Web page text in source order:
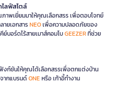
ไลฟ์สไตล์
าพเยี่ยมมาให้คุณเลือกสรร เพื่อตอบโจทย์
ายเอกสารNEOเพื่อความปลอดภัยของ
ย์บอร์ดไร้สายเมาส์คอมโบGEEZERที่ช่วย
งก์ชันให้คุณได้เลือกสรรเพื่อตกแต่งบ้าน
จากแบรนด์ONEหรือ เก้าอี้ทำงาน